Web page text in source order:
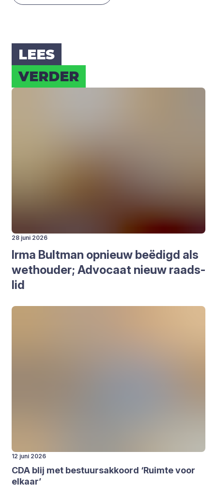
LEES
VER­DER
28 juni 2026
Irma Bult­man opnieuw beë­digd als
wet­hou­der; Advo­caat nieuw raads­
lid
12 juni 2026
CDA blij met bestuurs­ak­koord ‘Ruim­te voor
elkaar’